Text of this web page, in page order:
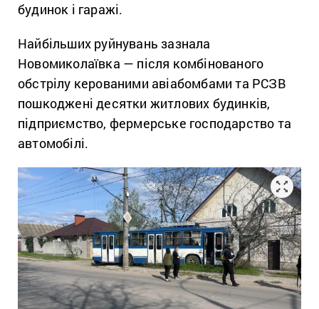
будинок і гаражі.
Найбільших руйнувань зазнала
Новомиколаївка — після комбінованого
обстрілу керованими авіабомбами та РСЗВ
пошкоджені десятки житлових будинків,
підприємство, фермерське господарство та
автомобілі.